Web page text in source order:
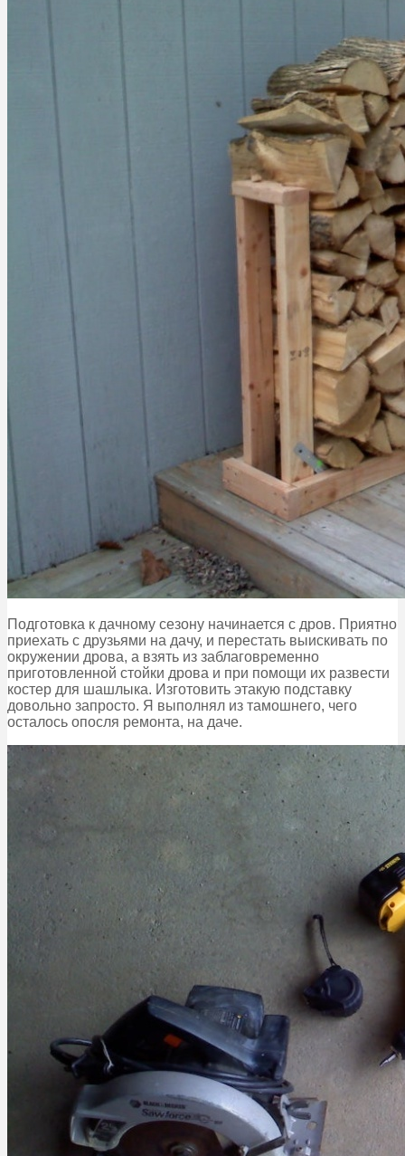
Подготовка к дачному сезону начинается с дров. Приятно
приехать с друзьями на дачу, и перестать выискивать по
окружении дрова, а взять из заблаговременно
приготовленной стойки дрова и при помощи их развести
костер для шашлыка. Изготовить этакую подставку
довольно запросто. Я выполнял из тамошнего, чего
осталось опосля ремонта, на даче.